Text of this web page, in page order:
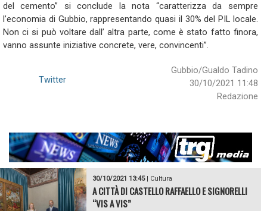
del cemento” si conclude la nota “caratterizza da sempre
l’economia di Gubbio, rappresentando quasi il 30% del PIL locale.
Non ci si può voltare dall’ altra parte, come è stato fatto finora,
vanno assunte iniziative concrete, vere, convincenti”.
Gubbio/Gualdo Tadino
30/10/2021 11:48
Redazione
Twitter
30/10/2021 13:45| Cultura
A CITTÀ DI CASTELLO RAFFAELLO E SIGNORELLI
“VIS A VIS”